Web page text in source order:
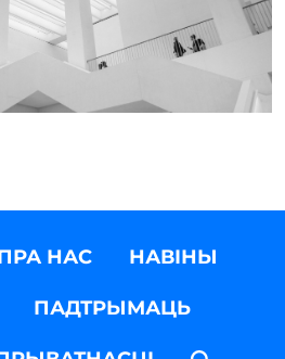
НАС НАВІНЫ
ПАДТРЫМАЦЬ